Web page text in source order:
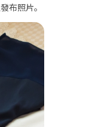
布照片。